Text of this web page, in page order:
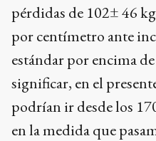
pérdidas de 102± 46
por centímetro ante
estándar por encima
significar, en el
podrían ir desde los
en la medida que